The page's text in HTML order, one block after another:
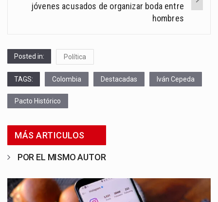
jóvenes acusados de organizar boda entre
hombres
Posted in: Política
TAGS: Colombia Destacadas Iván Cepeda
Pacto Histórico
MÁS ARTICULOS
POR EL MISMO AUTOR